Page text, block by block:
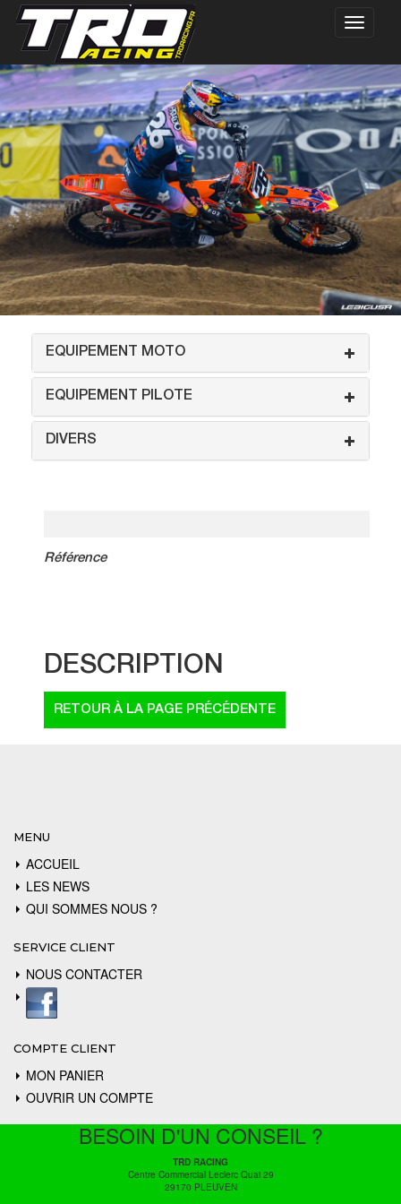
EQUIPEMENT MOTO
EQUIPEMENT PILOTE
DIVERS
Référence
DESCRIPTION
MENU
ACCUEIL
LES NEWS
QUI SOMMES NOUS ?
SERVICE CLIENT
NOUS CONTACTER
COMPTE CLIENT
MON PANIER
OUVRIR UN COMPTE
BESOIN D'UN CONSEIL ?
TRD RACING
Centre Commercial Leclerc Quai 29
29170 PLEUVEN